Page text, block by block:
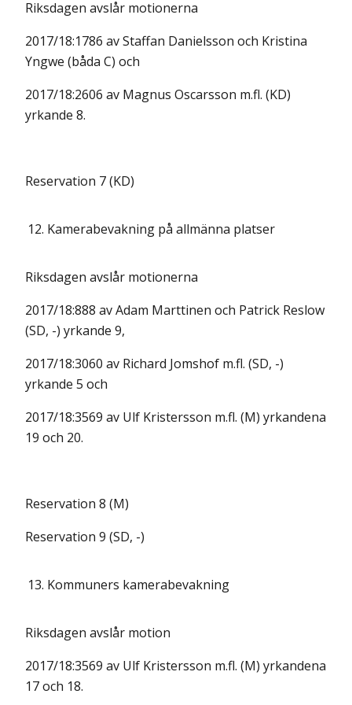
Riksdagen avslår motionerna
2017/18:1786 av Staffan Danielsson och Kristina
Yngwe (båda C) och
2017/18:2606 av Magnus Oscarsson m.fl. (KD)
yrkande 8.
Reservation 7 (KD)
12. Kamerabevakning på allmänna platser
Riksdagen avslår motionerna
2017/18:888 av Adam Marttinen och Patrick Reslow
(SD, -) yrkande 9,
2017/18:3060 av Richard Jomshof m.fl. (SD, -)
yrkande 5 och
2017/18:3569 av Ulf Kristersson m.fl. (M) yrkandena
19 och 20.
Reservation 8 (M)
Reservation 9 (SD, -)
13. Kommuners kamerabevakning
Riksdagen avslår motion
2017/18:3569 av Ulf Kristersson m.fl. (M) yrkandena
17 och 18.